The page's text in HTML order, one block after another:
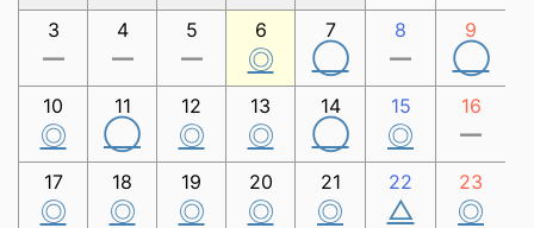
3
ー
4
ー
5
ー
6
◎
7
◯
8
ー
9
◯
10
◎
11
◯
12
◎
13
◎
14
◯
15
◎
16
ー
17
◎
18
◎
19
◎
20
◎
21
◎
22
△
23
◎